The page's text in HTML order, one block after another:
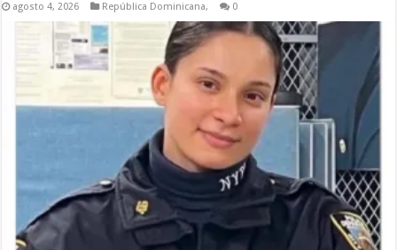
agosto 4, 2026 República Dominicana, 0